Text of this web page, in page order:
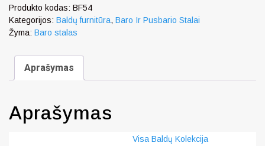
Produkto kodas: BF54
Kategorijos: Baldų furnitūra, Baro Ir Pusbario Stalai
Žyma: Baro stalas
Aprašymas
Aprašymas
Visa Baldų Kolekcija